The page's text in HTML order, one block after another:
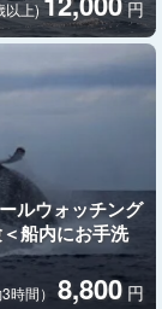
以上) 円
ルウォッチング
船内にお手洗
時間） 8,800 円